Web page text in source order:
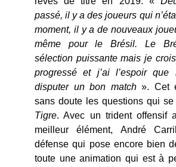
passé, il y a des joueurs qui
moment, il y a de nouveaux
même pour le Brésil. Le
sélection puissante mais je
progressé et j’ai l’espoir que
disputer un bon match». Cet
sans doute les questions qui
Tigre. Avec un trident offensif
meilleur élément, André
défense qui pose encore bien
toute une animation qui est à